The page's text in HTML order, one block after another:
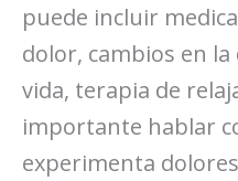
puede incluir
dolor, cambios en
vida, terapia de
importante hablar
experimenta